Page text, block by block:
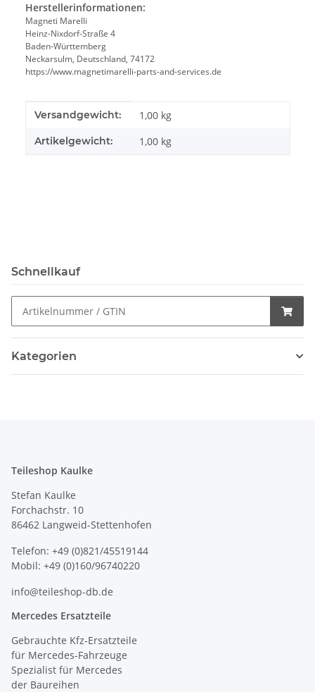
Herstellerinformationen:
Magneti Marelli
Heinz-Nixdorf-Straße 4
Baden-Württemberg
Neckarsulm, Deutschland, 74172
https://www.magnetimarelli-parts-and-services.de
Produkteigenschaft
Wert
Versandgewicht: 1,00 kg
Artikelgewicht: 1,00 kg
Schnellkauf
Kategorien
Teileshop Kaulke
Stefan Kaulke
Forchachstr. 10
86462 Langweid-Stettenhofen
Telefon: +49 (0)821/45519144
Mobil: +49 (0)160/96740220
info@teileshop-db.de
Mercedes Ersatzteile
Gebrauchte Kfz-Ersatzteile
für Mercedes-Fahrzeuge
Spezialist für Mercedes
der Baureihen